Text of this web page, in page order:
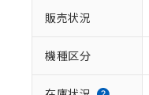
販売状況
機種区分